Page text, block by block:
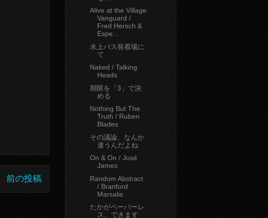
前の投稿
Alive at the Village
Vanguard /
Fred Hersch &
Espe...
水上バス発着場に
て
Naked / Talking
Heads
期限を「3」で決
める
Nothing But The
Truth / Ruben
Blades
その議論、なんか
違うんだよね
On & On / José
James
Random Abstract
/ Branford
Marsalis
たかがペーパーレ
ス、できます